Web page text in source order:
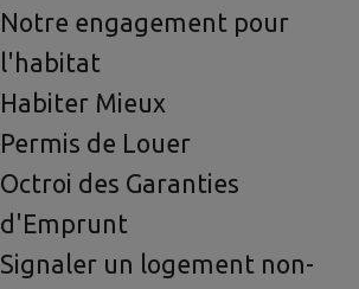
Notre engagement pour
l'habitat
Habiter Mieux
Permis de Louer
Octroi des Garanties
d'Emprunt
Signaler un logement non-